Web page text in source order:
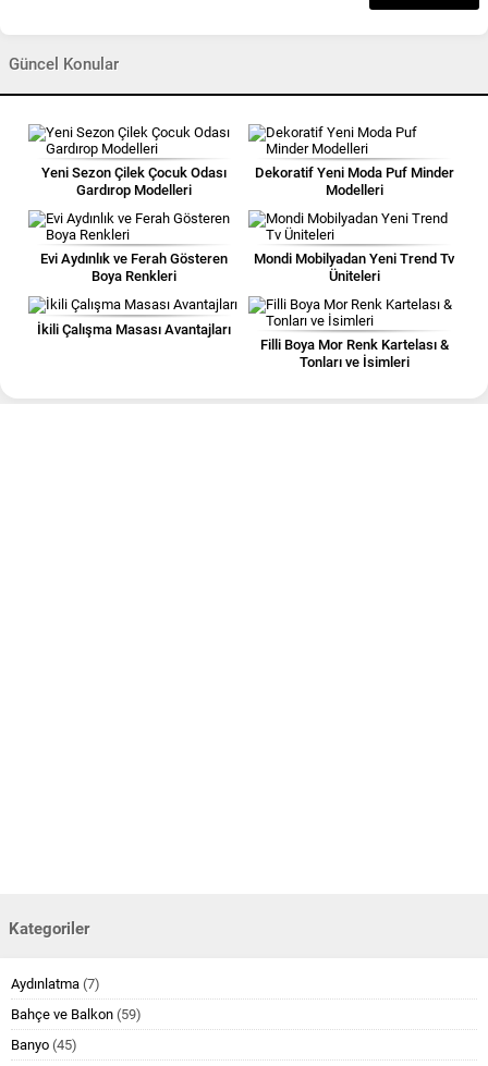
Güncel Konular
Yeni Sezon Çilek Çocuk Odası
Gardırop Modelleri
Dekoratif Yeni Moda Puf Minder
Modelleri
Evi Aydınlık ve Ferah Gösteren
Boya Renkleri
Mondi Mobilyadan Yeni Trend Tv
Üniteleri
İkili Çalışma Masası Avantajları
Filli Boya Mor Renk Kartelası &
Tonları ve İsimleri
Kategoriler
Aydınlatma (7)
Bahçe ve Balkon (59)
Banyo (45)